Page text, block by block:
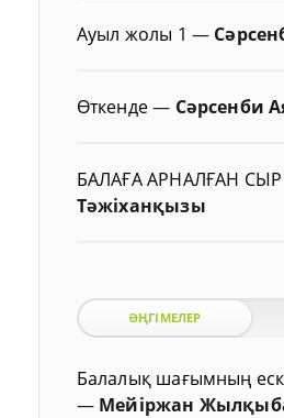
Ауыл жолы 1 —
Өткенде— Сәрсенби
БАЛАҒА АРНАЛҒАН
Тәжіханқызы
ӘҢГІМЕЛЕР
Балалық шағымның
— Мейіржан